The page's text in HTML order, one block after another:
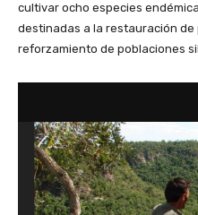
cultivar ocho especies
destinadas a la restauración de
reforzamiento de poblaciones